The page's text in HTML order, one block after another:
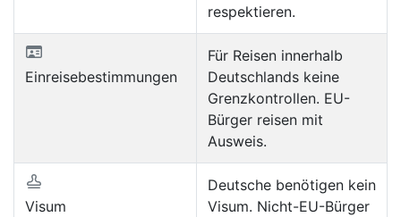
respektieren.
Einreisebestimmungen
Für Reisen innerhalb
Deutschlands keine
Grenzkontrollen. EU-
Bürger reisen mit
Ausweis.
Visum
Deutsche benötigen kein
Visum. Nicht-EU-Bürger